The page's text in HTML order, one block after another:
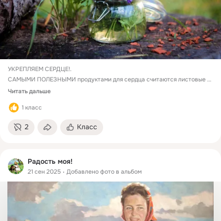
УКРЕПЛЯЕМ СЕРДЦЕ!.
САМЫМИ ПОЛЕЗНЫМИ продуктами для сердца считаются листовые
овощи - листья салата, щавель, шпинат и многие другие. В них
обогащению крови кислородом, приводит пульс в норму...
Читать дальше
1 класс
2 Класс
Радость моя!
21 сен 2025 Добавлено фото в альбом